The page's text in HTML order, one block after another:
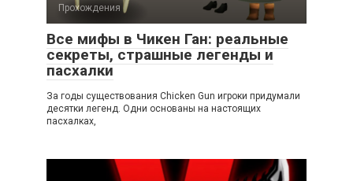
Прохождения
Все мифы в Чикен Ган: реальные
секреты, страшные легенды и
пасхалки
За годы существования Chicken Gun игроки придумали
десятки легенд. Одни основаны на настоящих
пасхалках,